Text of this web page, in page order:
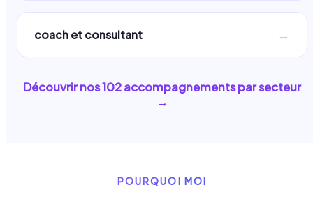
coach et consultant →
Découvrir nos102accompagnements par secteur
→
POURQUOI MOI